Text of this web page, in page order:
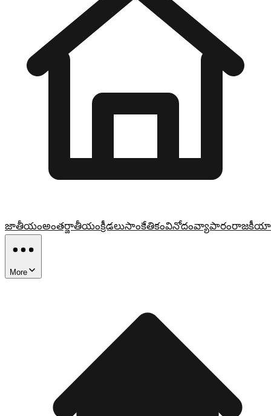
జాతీయంఅంతర్జాతీయంక్రీడలుసాంకేతికంవినోదంవ్యాపారం
More